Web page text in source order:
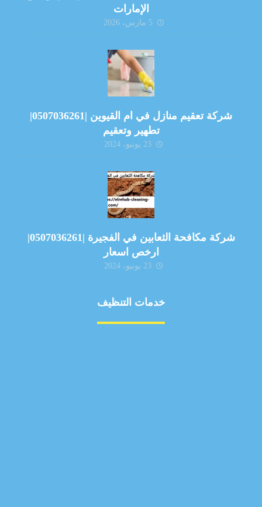
الإمارات
5 مارس، 2026
شركة تعقيم منازل في ام القيوين |0507036261|
تطهير وتعقيم
23 يونيو، 2024
شركة مكافحة الثعابين في الفجيرة |0507036261|
ارخص اسعار
23 يونيو، 2024
خدمات التنظيف